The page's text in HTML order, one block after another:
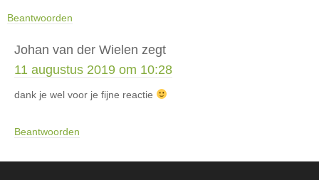
Beantwoorden
Johan van der Wielen zegt
11 augustus 2019 om 10:28
dank je wel voor je fijne reactie
Beantwoorden